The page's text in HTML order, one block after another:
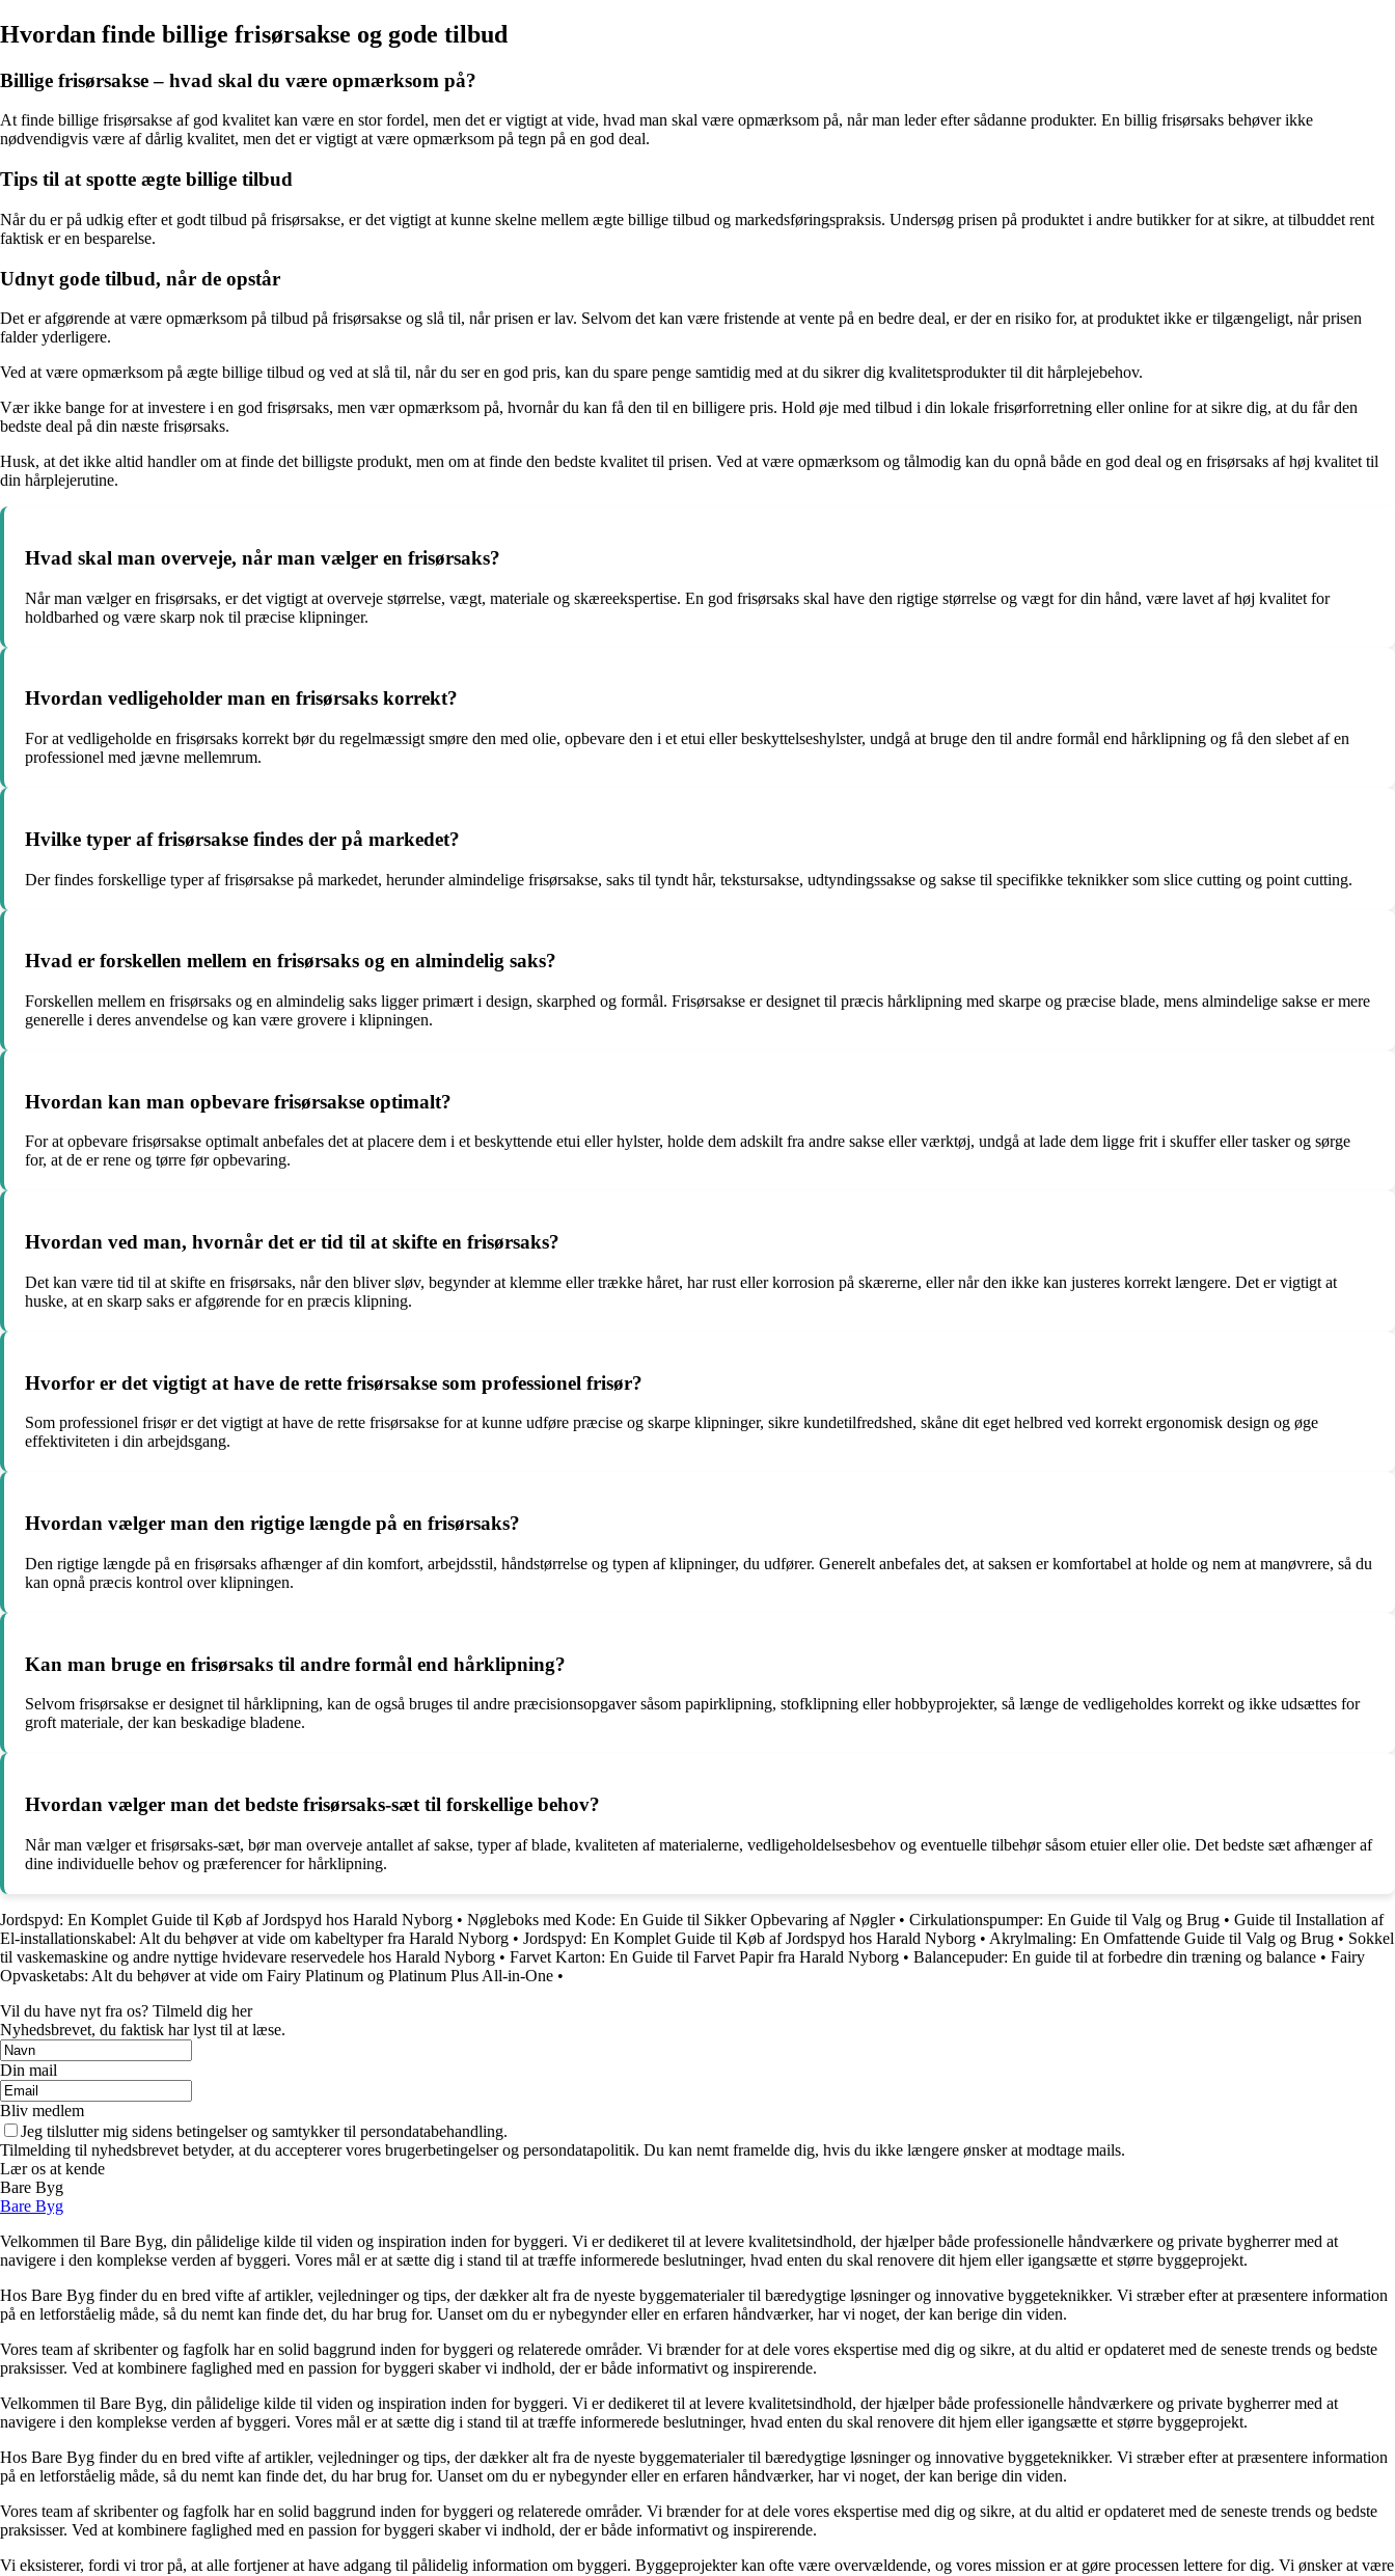
Hvordan finde billige frisørsakse og gode tilbud
Billige frisørsakse – hvad skal du være opmærksom på?
At finde billige frisørsakse af god kvalitet kan være en stor fordel, men det er vigtigt at vide, hvad man skal være opmærksom på, når man leder efter sådanne produkter. En billig frisørsaks behøver ikke
nødvendigvis være af dårlig kvalitet, men det er vigtigt at være opmærksom på tegn på en god deal.
Tips til at spotte ægte billige tilbud
Når du er på udkig efter et godt tilbud på frisørsakse, er det vigtigt at kunne skelne mellem ægte billige tilbud og markedsføringspraksis. Undersøg prisen på produktet i andre butikker for at sikre, at tilbuddet rent
faktisk er en besparelse.
Udnyt gode tilbud, når de opstår
Det er afgørende at være opmærksom på tilbud på frisørsakse og slå til, når prisen er lav. Selvom det kan være fristende at vente på en bedre deal, er der en risiko for, at produktet ikke er tilgængeligt, når prisen
falder yderligere.
Ved at være opmærksom på ægte billige tilbud og ved at slå til, når du ser en god pris, kan du spare penge samtidig med at du sikrer dig kvalitetsprodukter til dit hårplejebehov.
Vær ikke bange for at investere i en god frisørsaks, men vær opmærksom på, hvornår du kan få den til en billigere pris. Hold øje med tilbud i din lokale frisørforretning eller online for at sikre dig, at du får den
bedste deal på din næste frisørsaks.
Husk, at det ikke altid handler om at finde det billigste produkt, men om at finde den bedste kvalitet til prisen. Ved at være opmærksom og tålmodig kan du opnå både en god deal og en frisørsaks af høj kvalitet til
din hårplejerutine.
Hvad skal man overveje, når man vælger en frisørsaks?
Når man vælger en frisørsaks, er det vigtigt at overveje størrelse, vægt, materiale og skæreekspertise. En god frisørsaks skal have den rigtige størrelse og vægt for din hånd, være lavet af høj kvalitet for
holdbarhed og være skarp nok til præcise klipninger.
Hvordan vedligeholder man en frisørsaks korrekt?
For at vedligeholde en frisørsaks korrekt bør du regelmæssigt smøre den med olie, opbevare den i et etui eller beskyttelseshylster, undgå at bruge den til andre formål end hårklipning og få den slebet af en
professionel med jævne mellemrum.
Hvilke typer af frisørsakse findes der på markedet?
Der findes forskellige typer af frisørsakse på markedet, herunder almindelige frisørsakse, saks til tyndt hår, tekstursakse, udtyndingssakse og sakse til specifikke teknikker som slice cutting og point cutting.
Hvad er forskellen mellem en frisørsaks og en almindelig saks?
Forskellen mellem en frisørsaks og en almindelig saks ligger primært i design, skarphed og formål. Frisørsakse er designet til præcis hårklipning med skarpe og præcise blade, mens almindelige sakse er mere
generelle i deres anvendelse og kan være grovere i klipningen.
Hvordan kan man opbevare frisørsakse optimalt?
For at opbevare frisørsakse optimalt anbefales det at placere dem i et beskyttende etui eller hylster, holde dem adskilt fra andre sakse eller værktøj, undgå at lade dem ligge frit i skuffer eller tasker og sørge
for, at de er rene og tørre før opbevaring.
Hvordan ved man, hvornår det er tid til at skifte en frisørsaks?
Det kan være tid til at skifte en frisørsaks, når den bliver sløv, begynder at klemme eller trække håret, har rust eller korrosion på skærerne, eller når den ikke kan justeres korrekt længere. Det er vigtigt at
huske, at en skarp saks er afgørende for en præcis klipning.
Hvorfor er det vigtigt at have de rette frisørsakse som professionel frisør?
Som professionel frisør er det vigtigt at have de rette frisørsakse for at kunne udføre præcise og skarpe klipninger, sikre kundetilfredshed, skåne dit eget helbred ved korrekt ergonomisk design og øge
effektiviteten i din arbejdsgang.
Hvordan vælger man den rigtige længde på en frisørsaks?
Den rigtige længde på en frisørsaks afhænger af din komfort, arbejdsstil, håndstørrelse og typen af klipninger, du udfører. Generelt anbefales det, at saksen er komfortabel at holde og nem at manøvrere, så du
kan opnå præcis kontrol over klipningen.
Kan man bruge en frisørsaks til andre formål end hårklipning?
Selvom frisørsakse er designet til hårklipning, kan de også bruges til andre præcisionsopgaver såsom papirklipning, stofklipning eller hobbyprojekter, så længe de vedligeholdes korrekt og ikke udsættes for
groft materiale, der kan beskadige bladene.
Hvordan vælger man det bedste frisørsaks-sæt til forskellige behov?
Når man vælger et frisørsaks-sæt, bør man overveje antallet af sakse, typer af blade, kvaliteten af materialerne, vedligeholdelsesbehov og eventuelle tilbehør såsom etuier eller olie. Det bedste sæt afhænger af
dine individuelle behov og præferencer for hårklipning.
Jordspyd: En Komplet Guide til Køb af Jordspyd hos Harald Nyborg • Nøgleboks med Kode: En Guide til Sikker Opbevaring af Nøgler• Cirkulationspumper: En Guide til Valg og Brug • Guide til Installation af
El-installationskabel: Alt du behøver at vide om kabeltyper fra Harald Nyborg • Jordspyd: En Komplet Guide til Køb af Jordspyd hos Harald Nyborg • Akrylmaling: En Omfattende Guide til Valg og Brug • Sokkel
til vaskemaskine og andre nyttige hvidevare reservedele hos Harald Nyborg • Farvet Karton: En Guide til Farvet Papir fra Harald Nyborg • Balancepuder: En guide til at forbedre din træning og balance • Fairy
Opvasketabs: Alt du behøver at vide om Fairy Platinum og Platinum Plus All-in-One •
Vil du have nyt fra os? Tilmeld dig her
Nyhedsbrevet, du faktisk har lyst til at læse.
Din mail
Bliv medlem
Jeg tilslutter mig sidens betingelser og samtykker til persondatabehandling.
Tilmelding til nyhedsbrevet betyder, at du accepterer vores brugerbetingelser og persondatapolitik. Du kan nemt framelde dig, hvis du ikke længere ønsker at modtage mails.
Lær os at kende
Bare Byg
Bare Byg
Velkommen til Bare Byg, din pålidelige kilde til viden og inspiration inden for byggeri. Vi er dedikeret til at levere kvalitetsindhold, der hjælper både professionelle håndværkere og private bygherrer med at
navigere i den komplekse verden af byggeri. Vores mål er at sætte dig i stand til at træffe informerede beslutninger, hvad enten du skal renovere dit hjem eller igangsætte et større byggeprojekt.
Hos Bare Byg finder du en bred vifte af artikler, vejledninger og tips, der dækker alt fra de nyeste byggematerialer til bæredygtige løsninger og innovative byggeteknikker. Vi stræber efter at præsentere information
på en letforståelig måde, så du nemt kan finde det, du har brug for. Uanset om du er nybegynder eller en erfaren håndværker, har vi noget, der kan berige din viden.
Vores team af skribenter og fagfolk har en solid baggrund inden for byggeri og relaterede områder. Vi brænder for at dele vores ekspertise med dig og sikre, at du altid er opdateret med de seneste trends og bedste
praksisser. Ved at kombinere faglighed med en passion for byggeri skaber vi indhold, der er både informativt og inspirerende.
Velkommen til Bare Byg, din pålidelige kilde til viden og inspiration inden for byggeri. Vi er dedikeret til at levere kvalitetsindhold, der hjælper både professionelle håndværkere og private bygherrer med at
navigere i den komplekse verden af byggeri. Vores mål er at sætte dig i stand til at træffe informerede beslutninger, hvad enten du skal renovere dit hjem eller igangsætte et større byggeprojekt.
Hos Bare Byg finder du en bred vifte af artikler, vejledninger og tips, der dækker alt fra de nyeste byggematerialer til bæredygtige løsninger og innovative byggeteknikker. Vi stræber efter at præsentere information
på en letforståelig måde, så du nemt kan finde det, du har brug for. Uanset om du er nybegynder eller en erfaren håndværker, har vi noget, der kan berige din viden.
Vores team af skribenter og fagfolk har en solid baggrund inden for byggeri og relaterede områder. Vi brænder for at dele vores ekspertise med dig og sikre, at du altid er opdateret med de seneste trends og bedste
praksisser. Ved at kombinere faglighed med en passion for byggeri skaber vi indhold, der er både informativt og inspirerende.
Vi eksisterer, fordi vi tror på, at alle fortjener at have adgang til pålidelig information om byggeri. Byggeprojekter kan ofte være overvældende, og vores mission er at gøre processen lettere for dig. Vi ønsker at være